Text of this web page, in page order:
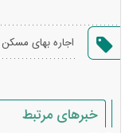
اجاره بهای مسکن
خبرهای مرتبط